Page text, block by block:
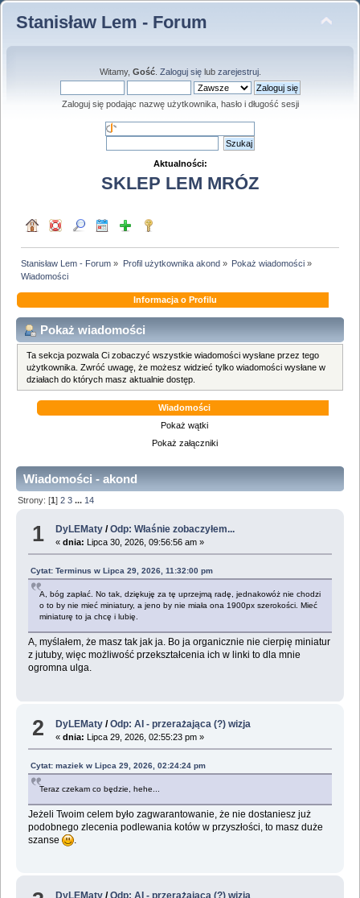
Stanisław Lem - Forum
Witamy, Gość. Zaloguj sięlub zarejestruj.
Zaloguj się podając nazwę użytkownika, hasło i długość sesji
Aktualności:
SKLEP LEM MRÓZ
Stanisław Lem - Forum » Profil użytkownika akond» Pokaż wiadomości»
Wiadomości
Informacja o Profilu
Pokaż wiadomości
Ta sekcja pozwala Ci zobaczyć wszystkie wiadomości wysłane przez tego
użytkownika. Zwróć uwagę, że możesz widzieć tylko wiadomości wysłane w
działach do których masz aktualnie dostęp.
Wiadomości
Pokaż wątki
Pokaż załączniki
Wiadomości - akond
Strony: [1]2 3 ... 14
1 DyLEMaty /Odp: Właśnie zobaczyłem...
«dnia: Lipca 30, 2026, 09:56:56 am »
Cytat: Terminus w Lipca 29, 2026, 11:32:00 pm
A, bóg zapłać. No tak, dziękuję za tę uprzejmą radę, jednakowóż nie chodzi
o to by nie mieć miniatury, a jeno by nie miała ona 1900px szerokości. Mieć
miniaturę to ja chcę i lubię.
A, myślałem, że masz tak jak ja. Bo ja organicznie nie cierpię miniatur
z jutuby, więc możliwość przekształcenia ich w linki to dla mnie
ogromna ulga.
2 DyLEMaty /Odp: AI - przerażająca (?) wizja
«dnia: Lipca 29, 2026, 02:55:23 pm »
Cytat: maziek w Lipca 29, 2026, 02:24:24 pm
Teraz czekam co będzie, hehe...
Jeżeli Twoim celem było zagwarantowanie, że nie dostaniesz już
podobnego zlecenia podlewania kotów w przyszłości, to masz duże
szanse
.